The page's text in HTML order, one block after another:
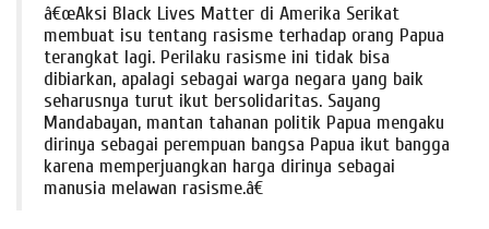
â€œAksi Black Lives Matter di Amerika Serikat
membuat isu tentang rasisme terhadap orang Papua
terangkat lagi. Perilaku rasisme ini tidak bisa
dibiarkan, apalagi sebagai warga negara yang baik
seharusnya turut ikut bersolidaritas. Sayang
Mandabayan, mantan tahanan politik Papua mengaku
dirinya sebagai perempuan bangsa Papua ikut bangga
karena memperjuangkan harga dirinya sebagai
manusia melawan rasisme.â€